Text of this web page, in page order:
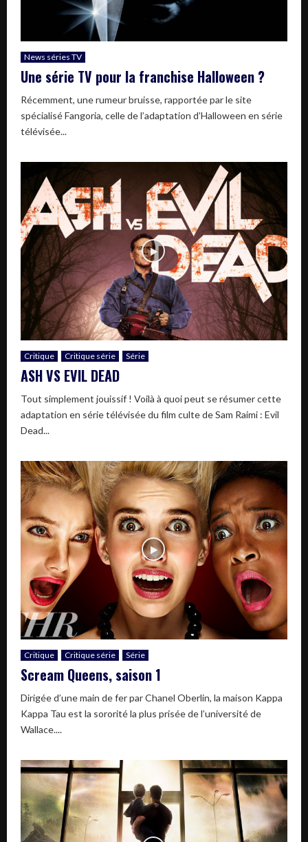
News séries TV
Une série TV pour la franchise Halloween ?
Récemment, une rumeur bruisse, rapportée par le site
spécialisé Fangoria, celle de l’adaptation d’Halloween en série
télévisée...
Critique Critique série Série
ASH VS EVIL DEAD
Tout simplement jouissif ! Voilà à quoi peut se résumer cette
adaptation en série télévisée du film culte de Sam Raimi : Evil
Dead...
Critique Critique série Série
Scream Queens, saison 1
Dirigée d’une main de fer par Chanel Oberlin, la maison Kappa
Kappa Tau est la sororité la plus prisée de l’université de
Wallace....